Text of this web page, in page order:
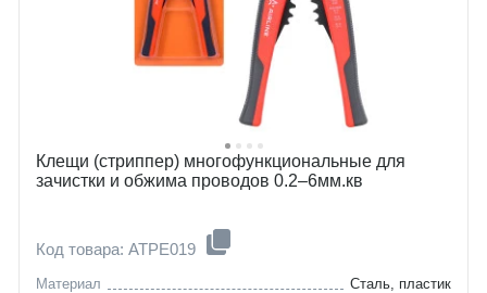
Клещи (стриппер) многофункциональные для
зачистки и обжима проводов 0.2–6мм.кв
Код товара: ATPE019
Материал
Сталь, пластик